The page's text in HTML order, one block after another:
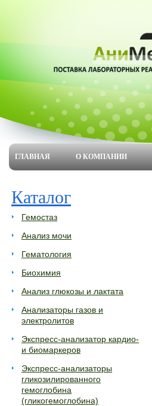
ГЛАВНАЯ О КОМПАНИИ
Каталог
Гемостаз
Анализ мочи
Гематология
Биохимия
Анализ глюкозы и лактата
Анализаторы газов и
электролитов
Экспресс-анализатор кардио-
и биомаркеров
Экспресс-анализаторы
гликозилированного
гемоглобина
(гликогемоглобина)